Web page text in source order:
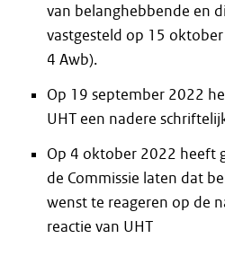
van belanghebbende en
vastgesteld op 15
4 Awb).
Op 19 september 2022
UHT een nadere
Op 4 oktober 2022 heeft
de Commissie laten dat
wenst te reageren op de
reactie van UHT